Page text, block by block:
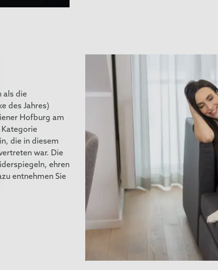
als die
des Jahres)
Hofburg am
Kategorie
die in diesem
war. Die
ehren
entnehmen Sie